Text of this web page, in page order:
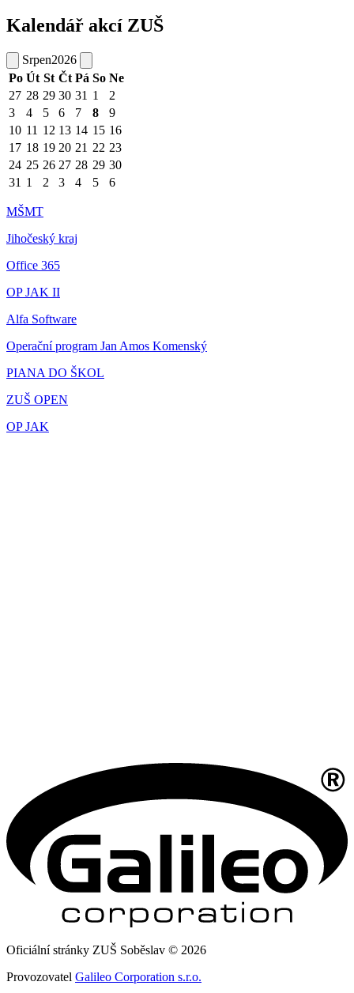
Kalendář akcí ZUŠ
Srpen2026
Po Út St Čt Pá So Ne
27 28 29 30 31 1
2
3
4 5 6 7 8
9
10 11 12 13 14 15 16
17 18 19 20 21 22 23
24 25 26 27 28 29 30
31 1 2 3 4 5 6
MŠMT
Jihočeský kraj
Office 365
OP JAK II
Alfa Software
Operační program Jan Amos Komenský
PIANA DO ŠKOL
ZUŠ OPEN
OP JAK
Oficiální stránky ZUŠ Soběslav © 2026
Provozovatel Galileo Corporation s.r.o.